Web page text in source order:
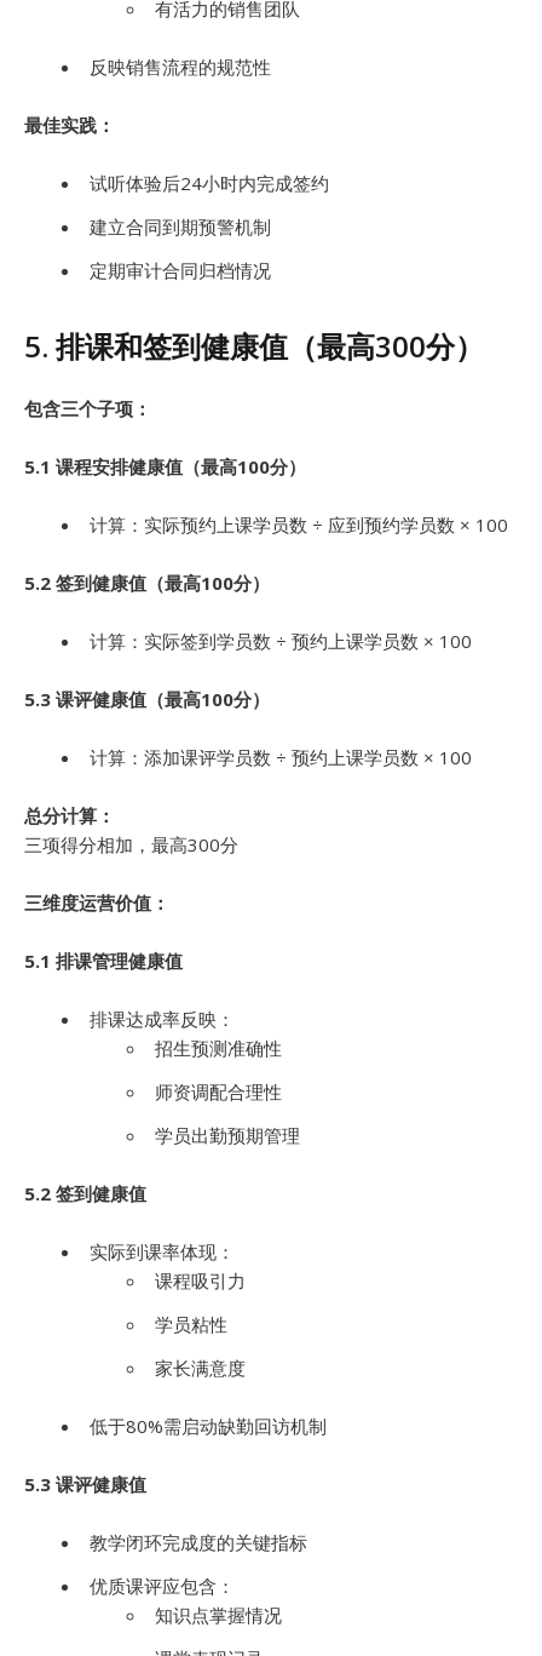
有活力的销售团队
反映销售流程的规范性
最佳实践：
试听体验后24小时内完成签约
建立合同到期预警机制
定期审计合同归档情况
5. 排课和签到健康值（最高300分）
包含三个子项：
5.1 课程安排健康值（最高100分）
计算：实际预约上课学员数 ÷ 应到预约学员数 × 100
5.2 签到健康值（最高100分）
计算：实际签到学员数 ÷ 预约上课学员数 × 100
5.3 课评健康值（最高100分）
计算：添加课评学员数 ÷ 预约上课学员数 × 100
总分计算：
三项得分相加，最高300分
三维度运营价值：
5.1 排课管理健康值
排课达成率反映：
招生预测准确性
师资调配合理性
学员出勤预期管理
5.2 签到健康值
实际到课率体现：
课程吸引力
学员粘性
家长满意度
低于80%需启动缺勤回访机制
5.3 课评健康值
教学闭环完成度的关键指标
优质课评应包含：
知识点掌握情况